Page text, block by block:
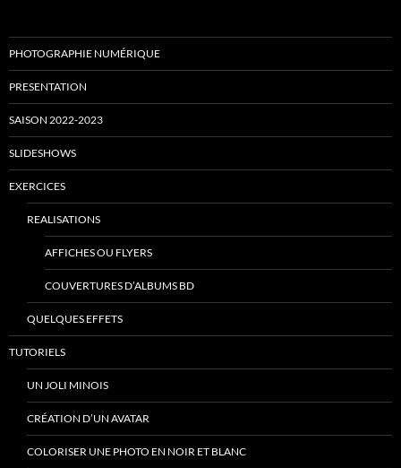
PHOTOGRAPHIE NUMÉRIQUE
PRESENTATION
SAISON 2022-2023
SLIDESHOWS
EXERCICES
REALISATIONS
AFFICHES OU FLYERS
COUVERTURES D’ALBUMS BD
QUELQUES EFFETS
TUTORIELS
UN JOLI MINOIS
CRÉATION D’UN AVATAR
COLORISER UNE PHOTO EN NOIR ET BLANC